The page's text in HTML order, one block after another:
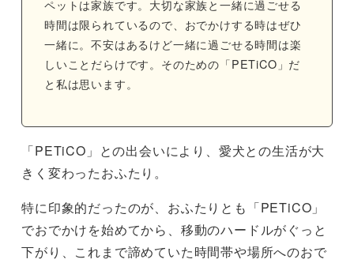
ペットは家族です。大切な家族と一緒に過ごせる
時間は限られているので、おでかけする時はぜひ
一緒に。不安はあるけど一緒に過ごせる時間は楽
しいことだらけです。そのための「PETiCO」だ
と私は思います。
「PETiCO」との出会いにより、愛犬との生活が大
きく変わったおふたり。
特に印象的だったのが、おふたりとも「PETiCO」
でおでかけを始めてから、移動のハードルがぐっと
下がり、これまで諦めていた時間帯や場所へのおで